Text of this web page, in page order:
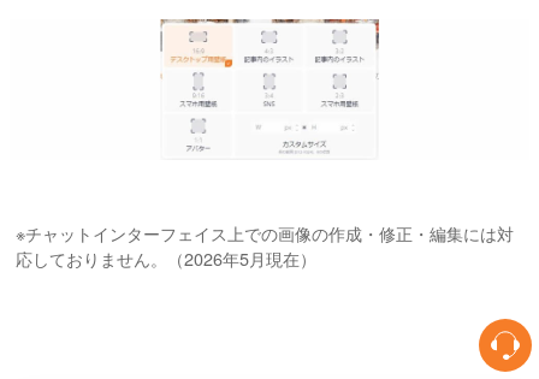
※チャットインターフェイス上での画像の作成・修正・編集には対
応しておりません。（2026年5月現在）